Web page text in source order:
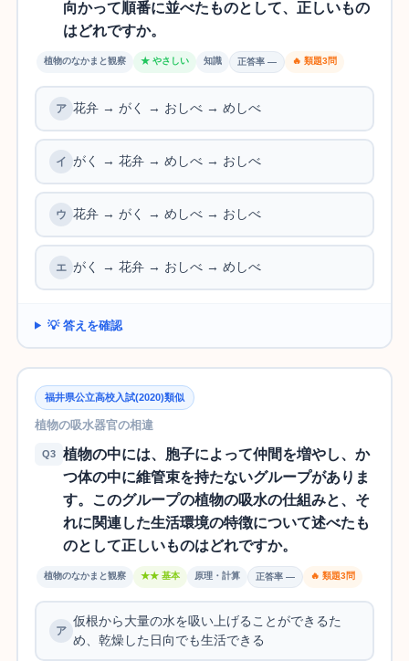
向かって順番に並べたものとして、正しいもの
はどれですか。
植物のなかまと観察 ★ やさしい 知識 正答率 — 🔥 類題3問
花弁 → がく → おしべ → めしべ
がく → 花弁 → めしべ → おしべ
花弁 → がく → めしべ → おしべ
がく → 花弁 → おしべ → めしべ
💡 答えを確認
福井県公立高校入試(2020)類似
植物の吸水器官の相違
Q3
植物の中には、胞子によって仲間を増やし、か
つ体の中に維管束を持たないグループがありま
す。このグループの植物の吸水の仕組みと、そ
れに関連した生活環境の特徴について述べたも
のとして正しいものはどれですか。
植物のなかまと観察 ★★ 基本 原理・計算 正答率 — 🔥 類題3問
仮根から大量の水を吸い上げることができるた
め、乾燥した日向でも生活できる